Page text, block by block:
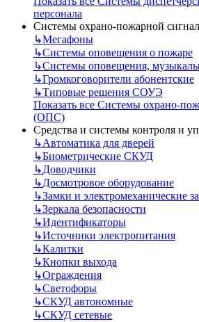
персонала
Системы охрано-пожарной
↳Мегафоны
↳Системы оповещения о пожаре
↳Системы оповещения,
↳Громкоговорители абонентские
↳Типовые решения СОУЭ
Показать все Системы охрано-
(ОПС)
Средства и системы контроля и
↳Автоматика для дверей
↳Биометрические СКУД
↳Доводчики
↳Досмотровое оборудование
↳Замки и электромеханические
↳Зеркала безопасности
↳Идентификаторы
↳Источники электропитания
↳Калитки
↳Кнопки выхода
↳Ограждения
↳Светофоры
↳СКУД автономные
↳СКУД сетевые